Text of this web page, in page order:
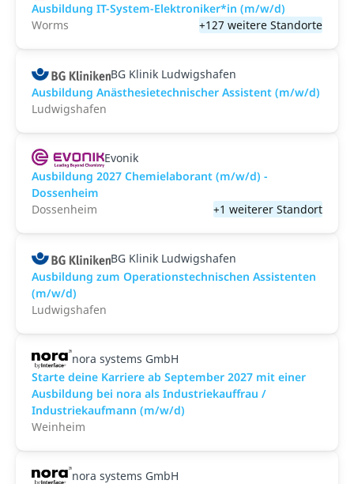
Ausbildung IT-System-Elektroniker*in (m/w/d)
Worms
+127 weitere Standorte
BG Klinik Ludwigshafen
Ausbildung Anästhesietechnischer Assistent (m/w/d)
Ludwigshafen
Evonik
Ausbildung 2027 Chemielaborant (m/w/d) -
Dossenheim
Dossenheim
+1 weiterer Standort
BG Klinik Ludwigshafen
Ausbildung zum Operationstechnischen Assistenten
(m/w/d)
Ludwigshafen
nora systems GmbH
Starte deine Karriere ab September 2027 mit einer
Ausbildung bei nora als Industriekauffrau /
Industriekaufmann (m/w/d)
Weinheim
nora systems GmbH